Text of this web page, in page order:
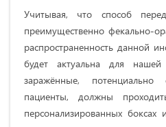
Учитывая, что способ
преимущественно фекально-
распространенность данной
будет актуальна для
заражённые,
пациенты, должны
персонализированных